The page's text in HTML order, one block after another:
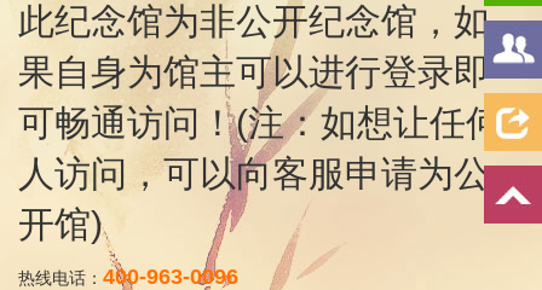
此纪念馆为非公开纪念馆，如
果自身为馆主可以进行登录即
可畅通访问！(注：如想让任何
人访问，可以向客服申请为公
开馆)
热线电话： 400-963-0096